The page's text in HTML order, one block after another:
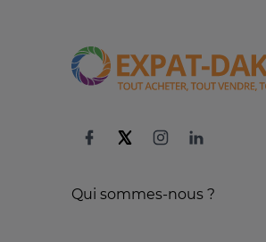
Qui sommes-nous ?